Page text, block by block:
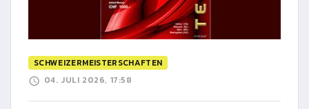
SCHWEIZERMEISTERSCHAFTEN
04. JULI 2026, 17:58